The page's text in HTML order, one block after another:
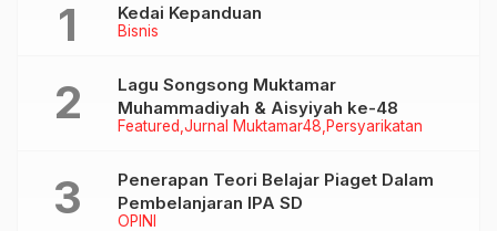
Bisnis
Kedai Kepanduan
Featured Jurnal Muktamar48 Persyarikatan
Lagu Songsong Muktamar
Muhammadiyah & Aisyiyah ke-48
OPINI
Penerapan Teori Belajar Piaget Dalam
Pembelanjaran IPA SD